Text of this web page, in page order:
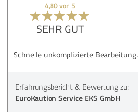
4,80 von 5
SEHR GUT
Schnelle unkomplizierte Bearbeitung.
Erfahrungsbericht & Bewertung zu:
EuroKaution Service EKS GmbH